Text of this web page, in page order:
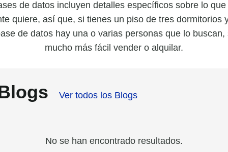
de datos incluyen detalles específicos sobre lo que
quiere, así que, si tienes un piso de tres dormitorios
de datos hay una o varias personas que lo buscan,
mucho más fácil vender o alquilar.
Ver todos los Blogs
No se han encontrado resultados.